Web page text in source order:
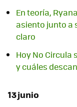
En teoría,
asiento junto a
claro
Hoy No Circula
y cuáles
13 junio